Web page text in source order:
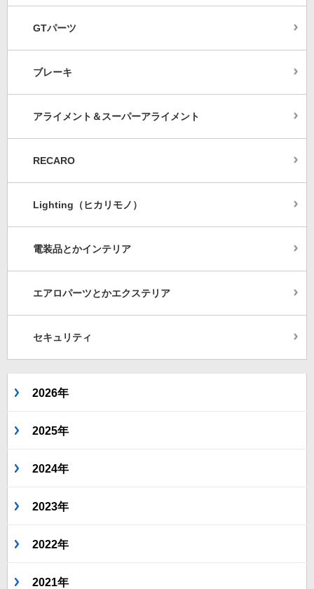
GTパーツ
ブレーキ
アライメント＆スーパーアライメント
RECARO
Lighting（ヒカリモノ）
電装品とかインテリア
エアロパーツとかエクステリア
セキュリティ
2026年
2025年
2024年
2023年
2022年
2021年